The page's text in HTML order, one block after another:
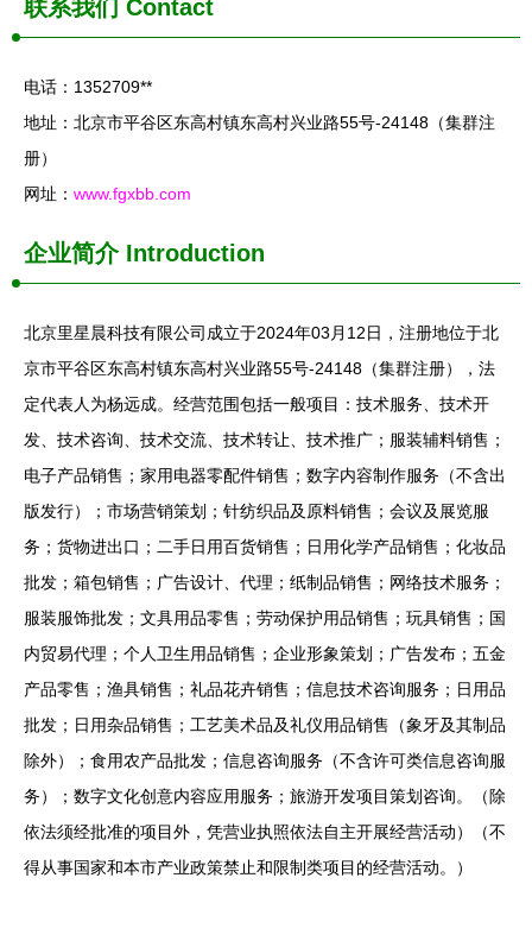
联系我们 Contact
电话：1352709**
地址：北京市平谷区东高村镇东高村兴业路55号-24148（集群注
册）
网址： www.fgxbb.com
企业简介Introduction
北京里星晨科技有限公司成立于2024年03月12日，注册地位于北
京市平谷区东高村镇东高村兴业路55号-24148（集群注册），法
定代表人为杨远成。经营范围包括一般项目：技术服务、技术开
发、技术咨询、技术交流、技术转让、技术推广；服装辅料销售；
电子产品销售；家用电器零配件销售；数字内容制作服务（不含出
版发行）；市场营销策划；针纺织品及原料销售；会议及展览服
务；货物进出口；二手日用百货销售；日用化学产品销售；化妆品
批发；箱包销售；广告设计、代理；纸制品销售；网络技术服务；
服装服饰批发；文具用品零售；劳动保护用品销售；玩具销售；国
内贸易代理；个人卫生用品销售；企业形象策划；广告发布；五金
产品零售；渔具销售；礼品花卉销售；信息技术咨询服务；日用品
批发；日用杂品销售；工艺美术品及礼仪用品销售（象牙及其制品
除外）；食用农产品批发；信息咨询服务（不含许可类信息咨询服
务）；数字文化创意内容应用服务；旅游开发项目策划咨询。（除
依法须经批准的项目外，凭营业执照依法自主开展经营活动）（不
得从事国家和本市产业政策禁止和限制类项目的经营活动。）